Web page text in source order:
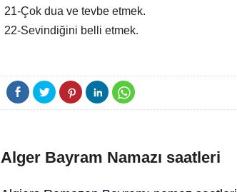
21-Çok dua ve tevbe etmek.
22-Sevindiğini belli etmek.
Alger Bayram Namazı saatleri